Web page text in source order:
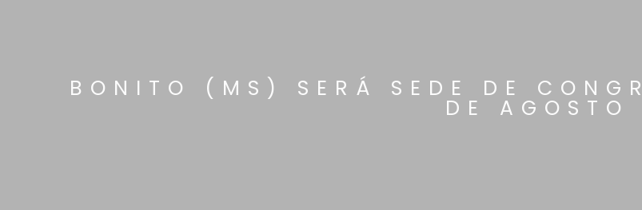
BONITO (MS) SERÁ SEDE DE
DE AGOSTO